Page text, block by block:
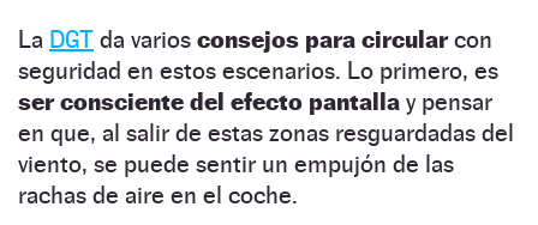
La DGT da varios consejos para circularcon
seguridad en estos escenarios. Lo primero, es
ser consciente del efecto pantalla y pensar
en que, al salir de estas zonas resguardadas del
viento, se puede sentir un empujón de las
rachas de aire en el coche.